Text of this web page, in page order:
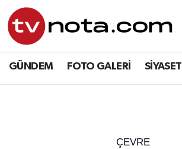
GÜNDEM FOTO GALERİ SİYASET
ÇEVRE
GÜNDEM
Hava Durumu